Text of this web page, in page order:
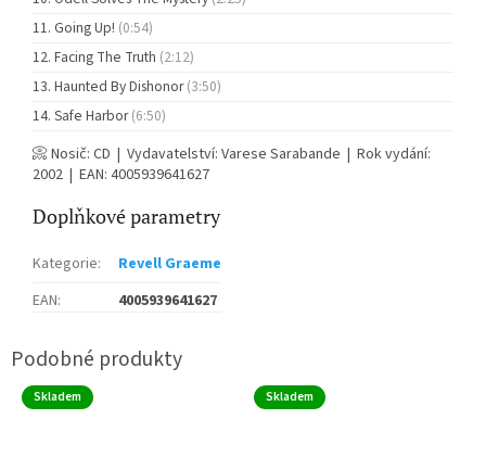
Going Up! (0:54)
Facing The Truth (2:12)
Haunted By Dishonor(3:50)
Safe Harbor(6:50)
📀 Nosič: CD | Vydavatelství: Varese Sarabande | Rok vydání:
2002 | EAN: 4005939641627
Doplňkové parametry
Kategorie:
Revell Graeme
EAN: 4005939641627
Skladem Skladem